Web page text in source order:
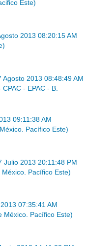
Este)
2013 08:20:15 AM
Agosto 2013 08:48:49 AM
- EPAC - B.
09:11:38 AM
Pacífico Este)
Julio 2013 20:11:48 PM
Pacífico Este)
07:35:41 AM
México. Pacífico Este)